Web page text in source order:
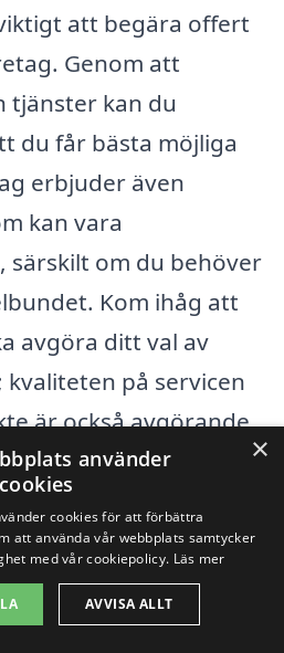
att begära offert
Genom att
tjänster kan du
du får bästa möjliga
erbjuder även
kan vara
särskilt om du behöver
Kom ihåg att
avgöra ditt val av
på servicen
är också avgörande
din sökning kan det
plattformar som
Här kan du enkelt få
×
använder
cookies
cookies för att förbättra
att använda vår webbplats samtycker
med vår cookiepolicy. Läs mer
AVVISA ALLT